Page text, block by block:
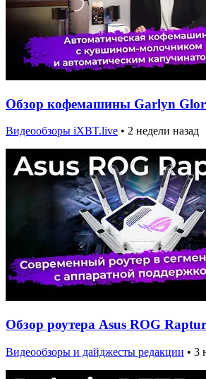
Обзор кофемашины Garlyn
Видеообзоры iXBT.live • 2 недели назад
Обзор роутера Asus ROG
Видеообзоры и дайджесты редакции • 3